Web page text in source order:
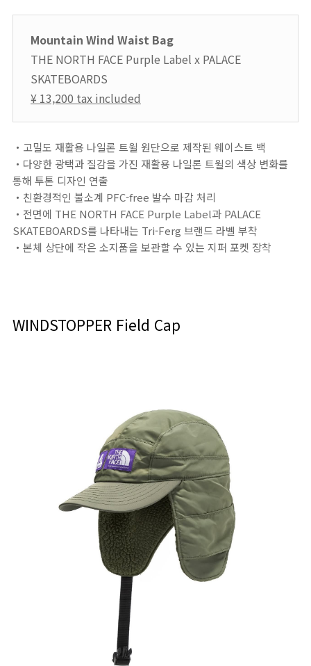
Mountain Wind Waist Bag
THE NORTH FACE Purple Label x PALACE
SKATEBOARDS
¥ 13,200 tax included
・고밀도 재활용 나일론 트윌 원단으로 제작된 웨이스트 백
・다양한 광택과 질감을 가진 재활용 나일론 트윌의 색상 변화를
통해 투톤 디자인 연출
・친환경적인 불소계 PFC-free 발수 마감 처리
・전면에 THE NORTH FACE Purple Label과 PALACE
SKATEBOARDS를 나타내는 Tri-Ferg 브랜드 라벨 부착
・본체 상단에 작은 소지품을 보관할 수 있는 지퍼 포켓 장착
WINDSTOPPER Field Cap